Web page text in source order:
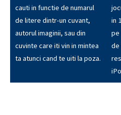
cauti in functie de numarul
de litere dintr-un cuvant,
autorul imaginii, sau din
cuvinte care iti vin in mintea
ta atunci cand te uiti la poza.
in
pe
de